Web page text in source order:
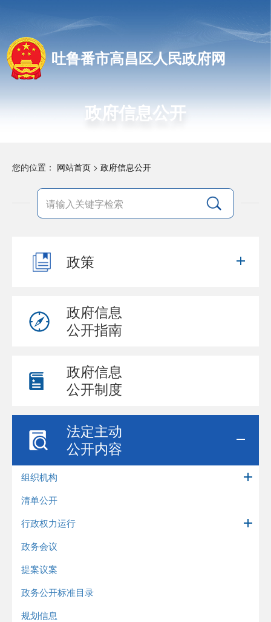
吐鲁番市高昌区人民政府网
政府信息公开
您的位置： 网站首页 > 政府信息公开
政策
政府信息
公开指南
政府信息
公开制度
法定主动
公开内容
组织机构
清单公开
行政权力运行
政务会议
提案议案
政务公开标准目录
规划信息